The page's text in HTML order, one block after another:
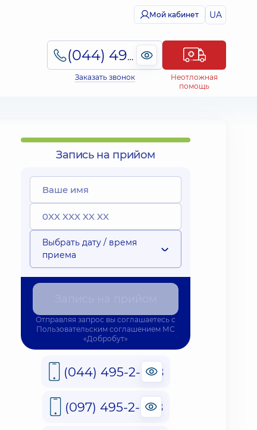
Мой кабинет UA
(044) 495-2-888
Заказать звонок
Неотложная
помощь
Запись на прийом
Выбрать дату / время
приема
Отправляя запрос вы соглашаетесь с
Пользовательским соглашением МС
«Добробут»
(044) 495-2-888
(097) 495-2-888